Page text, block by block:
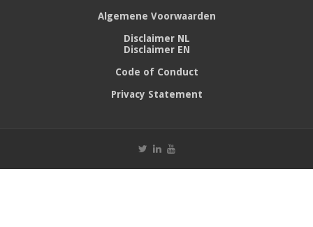
Algemene Voorwaarden
Disclaimer NL
Disclaimer EN
Code of Conduct
Privacy Statement